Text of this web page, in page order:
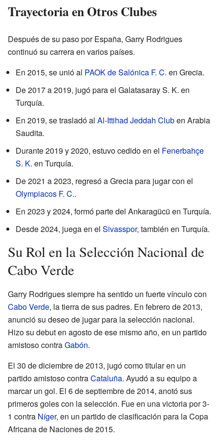
Trayectoria en Otros Clubes
Después de su paso por España, Garry Rodrigues
continuó su carrera en varios países.
En 2015, se unió al PAOK de Salónica F. C. en Grecia.
De 2017 a 2019, jugó para el Galatasaray S. K. en
Turquía.
En 2019, se trasladó al Al-Ittihad Jeddah Cluben Arabia
Saudita.
Durante 2019 y 2020, estuvo cedido en el Fenerbahçe
S. K. en Turquía.
De 2021 a 2023, regresó a Grecia para jugar con el
Olympiacos F. C..
En 2023 y 2024, formó parte del Ankaragücü en Turquía.
Desde 2024, juega en el Sivasspor, también en Turquía.
Su Rol en la Selección Nacional de
Cabo Verde
Garry Rodrigues siempre ha sentido un fuerte vínculo con
Cabo Verde, la tierra de sus padres. En febrero de 2013,
anunció su deseo de jugar para la selección nacional.
Hizo su debut en agosto de ese mismo año, en un partido
amistoso contraGabón.
El 30 de diciembre de 2013, jugó como titular en un
partido amistoso contraCataluña. Ayudó a su equipo a
marcar un gol. El 6 de septiembre de 2014, anotó sus
primeros goles con la selección. Fue en una victoria por 3-
1 contra Níger, en un partido de clasificación para la Copa
Africana de Naciones de 2015.